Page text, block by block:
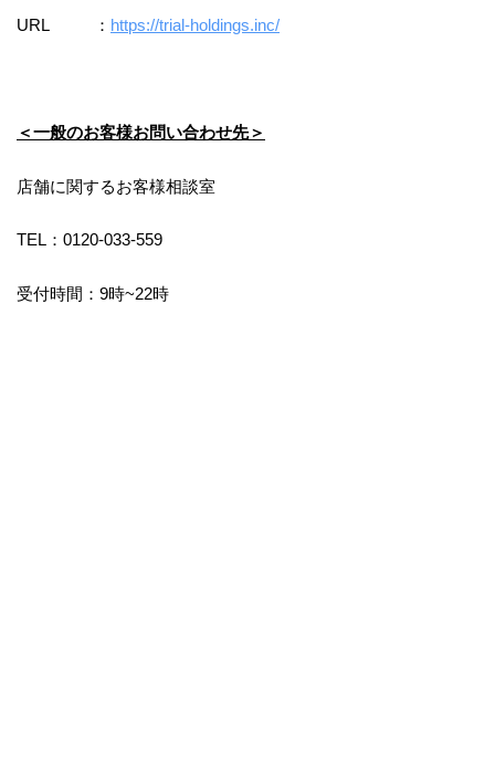
URL ： https://trial-holdings.inc/
＜一般のお客様お問い合わせ先＞
店舗に関するお客様相談室
TEL：0120-033-559
受付時間：9時~22時